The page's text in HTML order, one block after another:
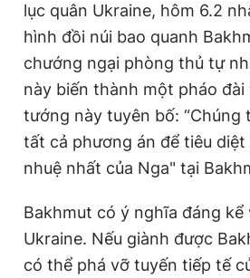
lục quân Ukraine, hôm 6.2
hình đồi núi bao quanh
chướng ngại phòng thủ tự
này biến thành một pháo đài
tướng này tuyên bố: “Chúng
tất cả phương án để tiêu
nhuệ nhất của Nga" tại
Bakhmut có ý nghĩa đáng kể
Ukraine. Nếu giành được
có thể phá vỡ tuyến tiếp tế